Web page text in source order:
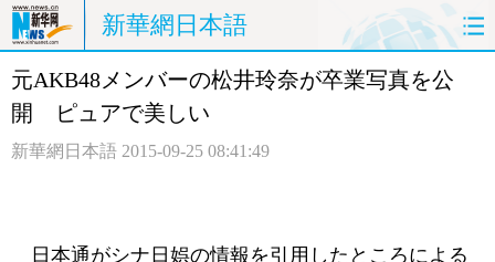
新華網日本語
ホームページ 政治 経済
中日対訳
元AKB48メンバーの松井玲奈が卒業写真を公
開 ピュアで美しい
新華網日本語 2015-09-25 08:41:49
日本通がシナ日娯の情報を引用したところによる